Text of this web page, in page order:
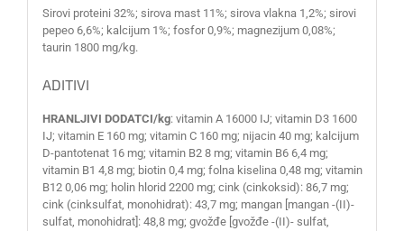
Sirovi proteini 32%; sirova mast 11%; sirova vlakna 1,2%; sirovi
pepeo 6,6%; kalcijum 1%; fosfor 0,9%; magnezijum 0,08%;
taurin 1800 mg/kg.
ADITIVI
HRANLJIVI DODATCI/kg: vitamin A 16000 IJ; vitamin D3 1600
IJ; vitamin E 160 mg; vitamin C 160 mg; nijacin 40 mg; kalcijum
D-pantotenat 16 mg; vitamin B2 8 mg; vitamin B6 6,4 mg;
vitamin B1 4,8 mg; biotin 0,4 mg; folna kiselina 0,48 mg; vitamin
B12 0,06 mg; holin hlorid 2200 mg; cink (cinkoksid): 86,7 mg;
cink (cinksulfat, monohidrat): 43,7 mg; mangan [mangan -(II)-
sulfat, monohidrat]: 48,8 mg; gvožđe [gvožđe -(II)- sulfat,